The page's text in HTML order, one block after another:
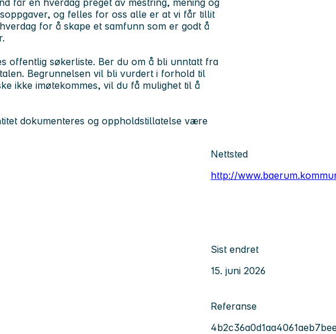
og felles for oss alle er at vi får tillit
for å skape et samfunn som er godt å
offentlig søkerliste. Ber du om å bli unntatt fra
Begrunnelsen vil bli vurdert i forhold til
ikke imøtekommes, vil du få mulighet til å
dokumenteres og oppholdstillatelse være
Nettsted
http://
Sist endret
15. juni 2026
Referanse